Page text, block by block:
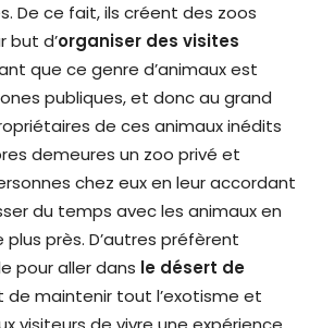
De ce fait, ils créent des zoos
but d’organiser des visites
que ce genre d’animaux est
publiques, et donc au grand
de ces animaux inédits
demeures un zoo privé et
chez eux en leur accordant
du temps avec les animaux en
plus près. D’autres préfèrent
pour aller dans le désert de
de maintenir tout l’exotisme et